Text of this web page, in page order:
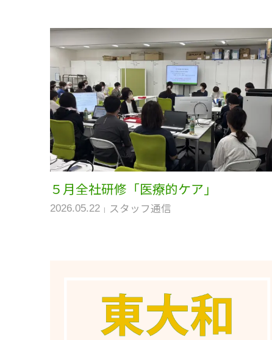
５月全社研修「医療的ケア」
2026.05.22 スタッフ通信